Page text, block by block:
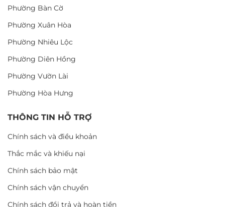
Phường Bàn Cờ
Phường Xuân Hòa
Phường Nhiêu Lộc
Phường Diên Hồng
Phường Vườn Lài
Phường Hòa Hưng
THÔNG TIN HỖ TRỢ
Chính sách và điều khoản
Thắc mắc và khiếu nại
Chính sách bảo mật
Chính sách vận chuyển
Chính sách đổi trả và hoàn tiền